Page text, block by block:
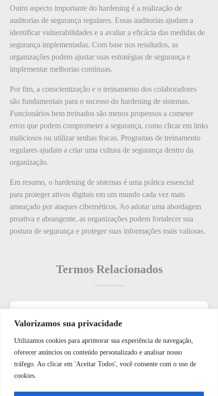
Valorizamos sua privacidade
Utilizamos cookies para aprimorar sua experiência de navegação,
oferecer anúncios ou conteúdo personalizado e analisar nosso
tráfego. Ao clicar em 'Aceitar Todos', você consente com o uso de
cookies.
Outro aspecto importante do hardening é a realização de
auditorias de segurança regulares. Essas auditorias ajudam a
identificar vulnerabilidades e a avaliar a eficácia das medidas de
segurança implementadas. Com base nos resultados, as
organizações podem ajustar suas estratégias de segurança e
implementar melhorias contínuas.
Por fim, a conscientização e o treinamento dos colaboradores
são fundamentais para o sucesso do hardening de sistemas.
Funcionários bem treinados são menos propensos a cometer
erros que podem comprometer a segurança, como clicar em links
maliciosos ou utilizar senhas fracas. Programas de treinamento
regulares ajudam a criar uma cultura de segurança dentro da
organização.
Em resumo, o hardening de sistemas é uma prática essencial
para proteger ativos digitais em um mundo cada vez mais
ameaçado por ataques cibernéticos. Ao adotar uma abordagem
proativa e abrangente, as organizações podem fortalecer sua
postura de segurança e proteger suas informações mais valiosas.
Termos Relacionados
Como: proteger suas câmeras de segurança contra sabotagem.
O que é: Yellow Line (Linha Amarela – por exemplo, para
controle de acesso)
WhatsApp JF Tech
Vamos conversar e descobrir como